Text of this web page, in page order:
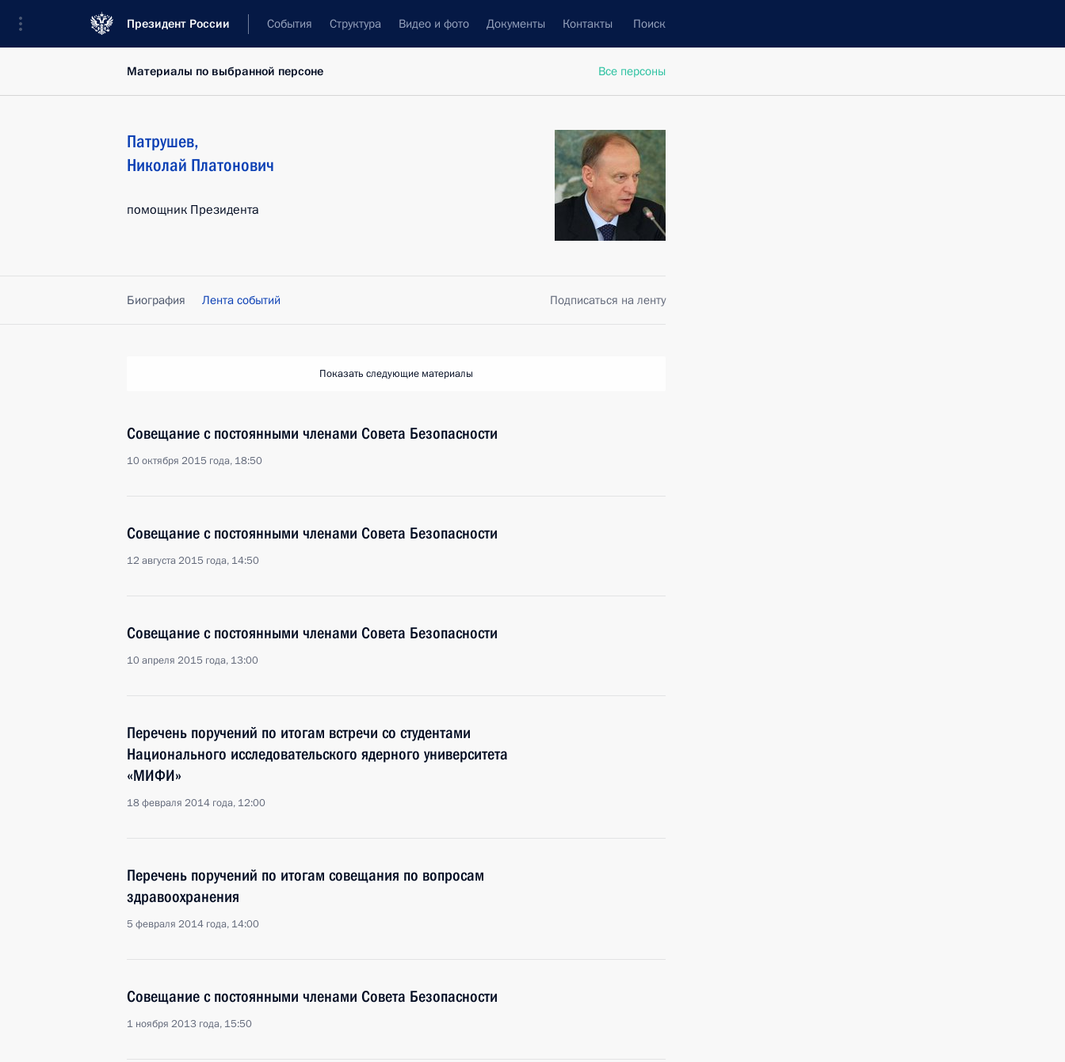
Президент России События Структура Видео и фото Документы Контакты Поиск
Все персоны
Материалы по выбранной персоне
Патрушев,
Николай Платонович
помощник Президента
Биография Лента событий Подписаться на ленту
Показать следующие материалы
Совещание с постоянными членами Совета Безопасности
10 октября 2015 года, 18:50
Совещание с постоянными членами Совета Безопасности
12 августа 2015 года, 14:50
Совещание с постоянными членами Совета Безопасности
10 апреля 2015 года, 13:00
Перечень поручений по итогам встречи со студентами
Национального исследовательского ядерного университета
«МИФИ»
18 февраля 2014 года, 12:00
Перечень поручений по итогам совещания по вопросам
здравоохранения
5 февраля 2014 года, 14:00
Совещание с постоянными членами Совета Безопасности
1 ноября 2013 года, 15:50